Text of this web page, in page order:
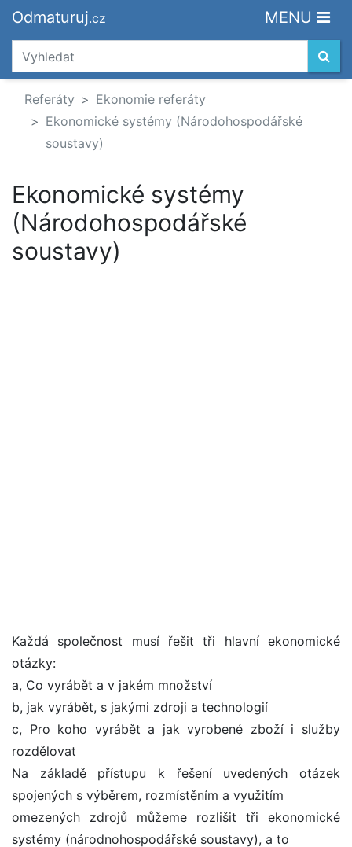
Odmaturuj.cz MENU
Referáty
Ekonomie referáty
Ekonomické systémy (Národohospodářské
soustavy)
Ekonomické systémy
(Národohospodářské
soustavy)
Každá společnost musí řešit tři hlavní ekonomické
otázky:
a, Co vyrábět a v jakém množství
b, jak vyrábět, s jakými zdroji a technologií
c, Pro koho vyrábět a jak vyrobené zboží i služby
rozdělovat
Na základě přístupu k řešení uvedených otázek
spojených s výběrem, rozmístěním a využitím
omezených zdrojů můžeme rozlišit tři ekonomické
systémy (národnohospodářské soustavy), a to